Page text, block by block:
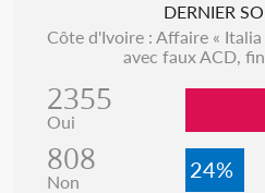
DERNIER
Côte d'Ivoire : Affaire «
avec faux ACD,
2355
Oui
808
Non 24%